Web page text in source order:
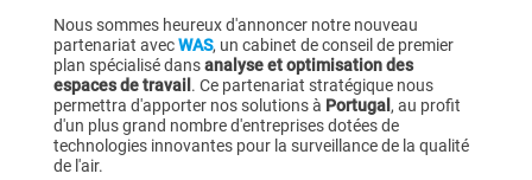
Nous sommes heureux d'annoncer notre nouveau
partenariat avecWAS, un cabinet de conseil de premier
plan spécialisé dansanalyse et optimisation des
espaces de travail . Ce partenariat stratégique nous
permettra d'apporter nos solutions à Portugal , au profit
d'un plus grand nombre d'entreprises dotées de
technologies innovantes pour la surveillance de la qualité
de l'air.